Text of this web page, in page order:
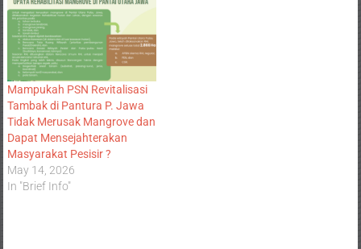
Mampukah PSN Revitalisasi
Tambak di Pantura P. Jawa
Tidak Merusak Mangrove dan
Dapat Mensejahterakan
Masyarakat Pesisir ?
May 14, 2026
In "Brief Info"